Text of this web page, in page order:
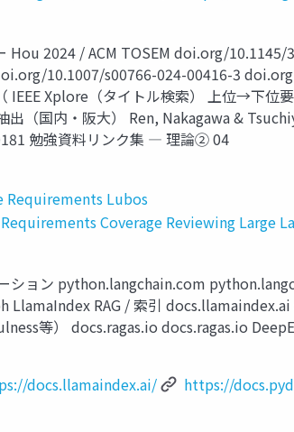
Hou 2024 / ACM TOSEM doi.org/10.1145/
10.1007/s00766-024-00416-3
IEEE Xplore（タイトル検索） 上位→下位
（国内・阪大） Ren, Nakagawa &
勉強資料リンク集 ― 理論② 04
Requirements Lubos
Coverage Reviewing Large
ション python.langchain.com
RAG / 索引
等） docs.ragas.io docs.ragas.io
docs.llamaindex.ai/
https://